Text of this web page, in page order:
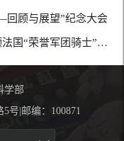
顾与展望”纪念大会
“荣誉军团骑士”勋章
部
|邮编：100871